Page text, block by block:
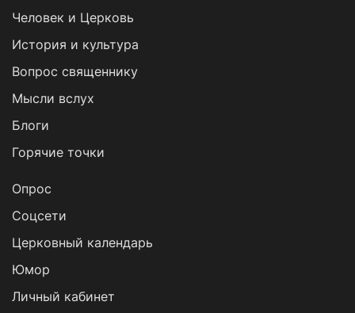
Человек и Церковь
История и культура
Вопрос священнику
Мысли вслух
Блоги
Горячие точки
Опрос
Cоцсети
Церковный календарь
Юмор
Личный кабинет